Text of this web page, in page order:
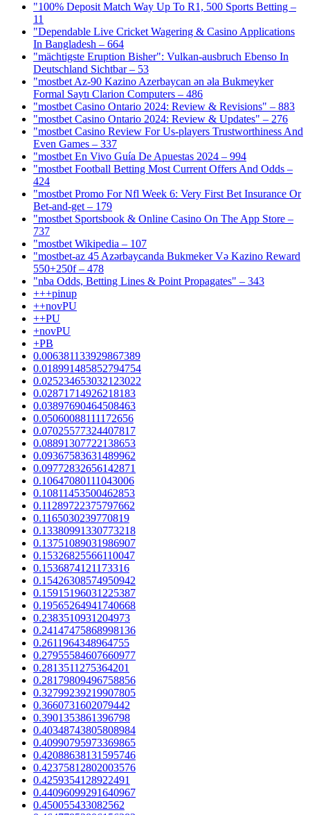
"100% Deposit Match Way Up To R1, 500 Sports Betting –
11
"Dependable Live Cricket Wagering & Casino Applications
In Bangladesh – 664
"mächtigste Eruption Bisher": Vulkan-ausbruch Ebenso In
Deutschland Sichtbar – 53
"mostbet Az-90 Kazino Azerbaycan ən əla Bukmeyker
Formal Saytı Clarion Computers – 486
"mostbet Casino Ontario 2024: Review & Revisions" – 883
"mostbet Casino Ontario 2024: Review & Updates" – 276
"mostbet Casino Review For Us-players Trustworthiness And
Even Games – 337
"mostbet En Vivo Guía De Apuestas 2024 – 994
"mostbet Football Betting Most Current Offers And Odds –
424
"mostbet Promo For Nfl Week 6: Very First Bet Insurance Or
Bet-and-get – 179
"‎mostbet Sportsbook & Online Casino On The App Store –
737
"mostbet Wikipedia – 107
"mostbet-az 45 Azərbaycanda Bukmeker Və Kazino Reward
550+250f – 478
"nba Odds, Betting Lines & Point Propagates" – 343
+++pinup
++novPU
++PU
+novPU
+PB
0.006381133929867389
0.018991485852794754
0.025234653032123022
0.02871714926218183
0.03897690464508463
0.05060088111172656
0.07025577324407817
0.08891307722138653
0.09367583631489962
0.09772832656142871
0.10647080111043006
0.10811453500462853
0.11289722375797662
0.1165030239770819
0.13380991330773218
0.13751089031986907
0.15326825566110047
0.1536874121173316
0.15426308574950942
0.15915196031225387
0.19565264941740668
0.2383510931204973
0.24147475868998136
0.2611964348964755
0.27955584607660977
0.2813511275364201
0.28179809496758856
0.32799239219907805
0.3660731602079442
0.3901353861396798
0.40348743805808984
0.40990795973369865
0.42088638131595746
0.42375812802003576
0.4259354128922491
0.44096099291640967
0.450055433082562